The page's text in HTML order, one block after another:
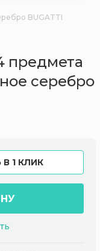
BUGATTI
предмета
серебро
1 КЛИК